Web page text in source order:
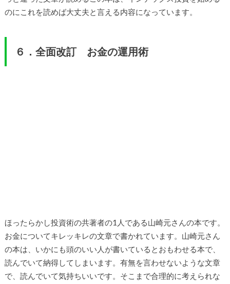
のにこれを読めば大丈夫と言える内容になっています。
６．全面改訂 お金の運用術
ほったらかし投資術の共著者の1人である山崎元さんの本です。
お金についてキレッキレの文章で書かれています。山崎元さん
の本は、いかにも頭のいい人が書いているとおもわせる本で、
読んでいて納得してしまいます。有無を言わせないような文章
で、読んでいて気持ちいいです。そこまで合理的に考えられな